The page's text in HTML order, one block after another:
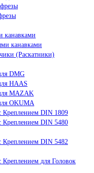
канавками
канавками
(Раскатники)
DMG
HAAS
MAZAK
OKUMA
Креплением DIN 1809
Креплением DIN 5480
DIN 5482
для Головок